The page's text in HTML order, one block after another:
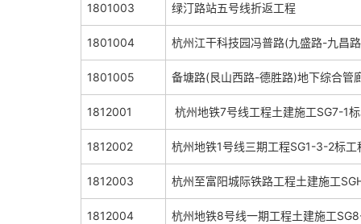
1801003 绿汀路站五号线折返工程
1801004 杭州江干科技园冯普路(九盛路-九昌
1801005 备塘路(艮山西路-德胜路)地下综合管
1812001 杭州地铁7号线工程土建施工SG7-1
1812002 杭州地铁1号线三期工程SG1-3-2标工
1812003 杭州至富阳城际铁路工程土建施工
1812004 杭州地铁8号线一期工程土建施工